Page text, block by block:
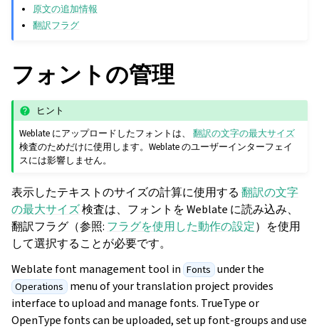
原文の追加情報
翻訳フラグ
フォントの管理
ヒント
Weblate にアップロードしたフォントは、翻訳の文字の最大サイズ
検査のためだけに使用します。Weblate のユーザーインターフェイ
スには影響しません。
表示したテキストのサイズの計算に使用する 翻訳の文字
の最大サイズ検査は、フォントを Weblate に読み込み、
翻訳フラグ（参照: フラグを使用した動作の設定）を使用
して選択することが必要です。
Weblate font management tool in Fonts under the
Operations menu of your translation project provides
interface to upload and manage fonts. TrueType or
OpenType fonts can be uploaded, set up font-groups and use